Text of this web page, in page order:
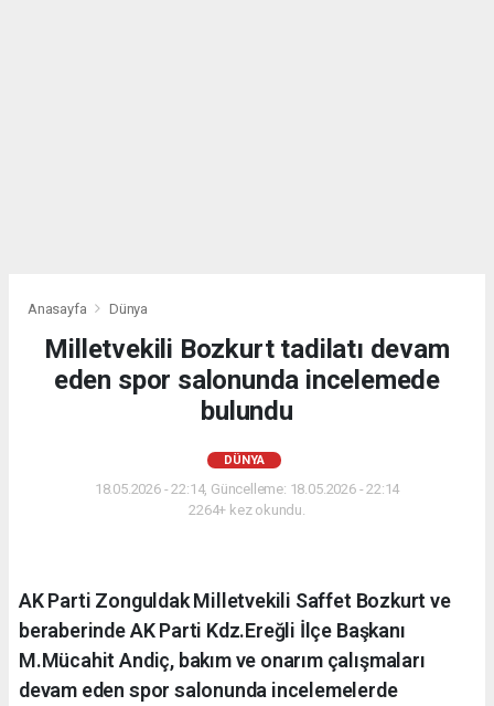
Anasayfa Dünya
Milletvekili Bozkurt tadilatı devam
eden spor salonunda incelemede
bulundu
DÜNYA
18.05.2026 - 22:14, Güncelleme: 18.05.2026 - 22:14
2264+ kez okundu.
AK Parti Zonguldak Milletvekili Saffet Bozkurt ve
beraberinde AK Parti Kdz.Ereğli İlçe Başkanı
M.Mücahit Andiç, bakım ve onarım çalışmaları
devam eden spor salonunda incelemelerde